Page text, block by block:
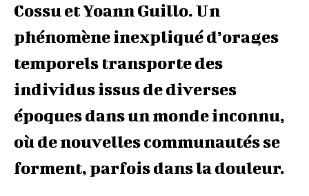
Cossu et Yoann Guillo. Un
phénomène inexpliqué d’orages
temporels transporte des
individus issus de diverses
époques dans un monde inconnu,
où de nouvelles communautés se
forment, parfois dans la douleur.